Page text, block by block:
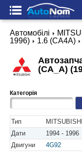
Автомобілі
1996)
1.6 (CA4A)
(CA_A)
Категорія
Тип
Дати
1994 - 1996
Двигуни
4G92